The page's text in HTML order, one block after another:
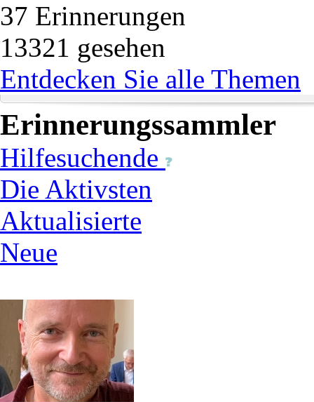
37 Erinnerungen
13321 gesehen
Entdecken Sie alle Themen
Erinnerungssammler
Hilfesuchende
Die Aktivsten
Aktualisierte
Neue